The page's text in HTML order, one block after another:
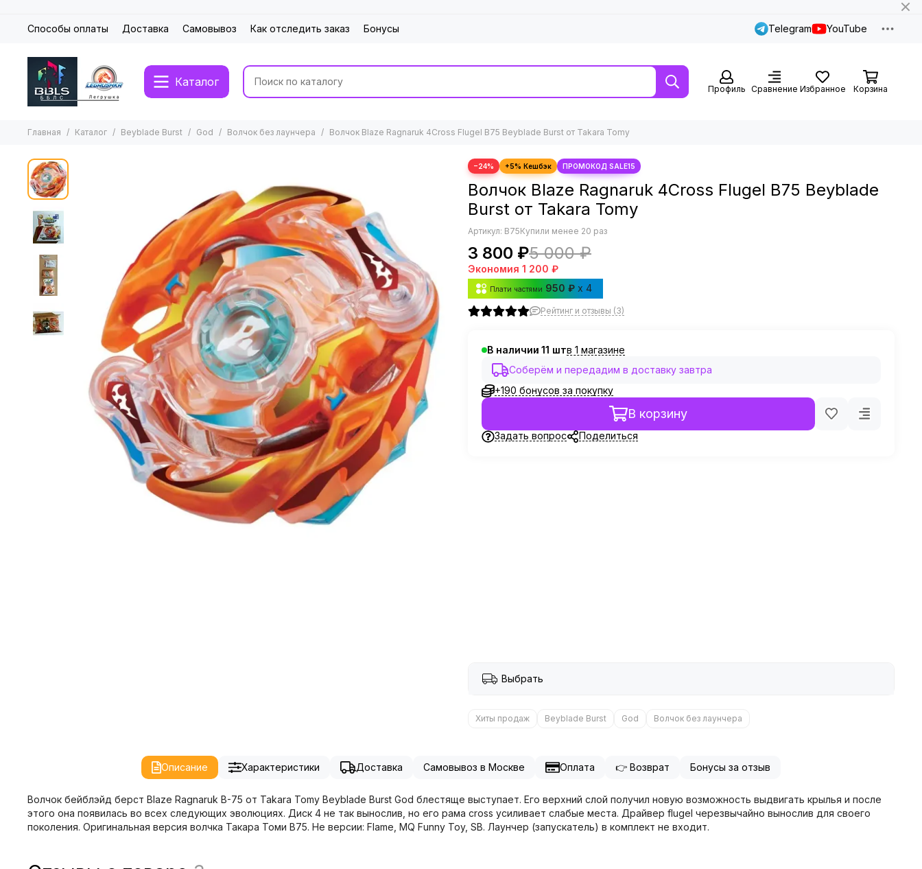
Способы оплаты Доставка Самовывоз Как отследить заказ Бонусы Telegram YouTube
Каталог
Профиль Сравнение Избранное Корзина
Главная Каталог Beyblade Burst God Волчок без лаунчера Волчок Blaze Ragnaruk 4Cross Flugel B75 Beyblade Burst от Takara Tomy
−24%
Волчок Blaze Ragnaruk 4Cross Flugel B75 Beyblade
Burst от Takara Tomy
Артикул: B75Купили менее 20 раз
3 800 ₽5 000 ₽
Экономия 1 200 ₽
Плати частями 950 ₽ x 4
Рейтинг и отзывы (3)
В наличии 11
в 1 магазине
Соберём и передадим в доставку завтра
+190 бонусов за покупку
В корзину
Задать вопрос Поделиться
Выбрать
Хиты продаж Beyblade Burst God Волчок без лаунчера
Описание Характеристики Доставка Самовывоз в Москве Оплата 👉 Возврат Бонусы за отзыв
Волчок бейблэйд берст Blaze Ragnaruk B-75 от Takara Tomy Beyblade Burst God блестяще выступает. Его верхний слой получил новую возможность выдвигать крылья и после
этого она появилась во всех следующих эволюциях. Диск 4 не так вынослив, но его рама cross усиливает слабые места. Драйвер flugel черезвычайно вынослив для своего
поколения. Оригинальная версия волчка Такара Томи B75. Не версии: Flame, MQ Funny Toy, SB. Лаунчер (запускатель) в комплект не входит.